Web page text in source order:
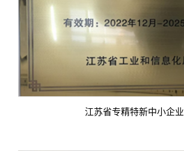
江苏省专精特新中小企业